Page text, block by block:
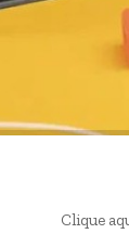
Clique